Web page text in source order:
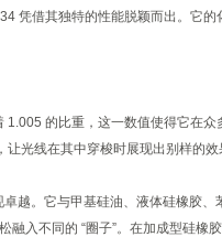
凭借其独特的性能脱颖而出。它
的比重，这一数值使得它在众
光线在其中穿梭时展现出别样的效
越。它与甲基硅油、液体硅橡胶
融入不同的 “圈子”。在加成型硅橡